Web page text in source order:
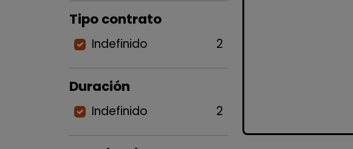
Tipo contrato
Indefinido 2
Duración
Indefinido 2